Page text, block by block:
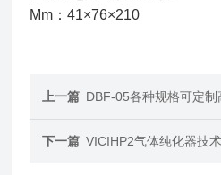
Mm：41×76×210
上一篇 DBF-05各种规格可定
下一篇 VICIHP2气体纯化器技术